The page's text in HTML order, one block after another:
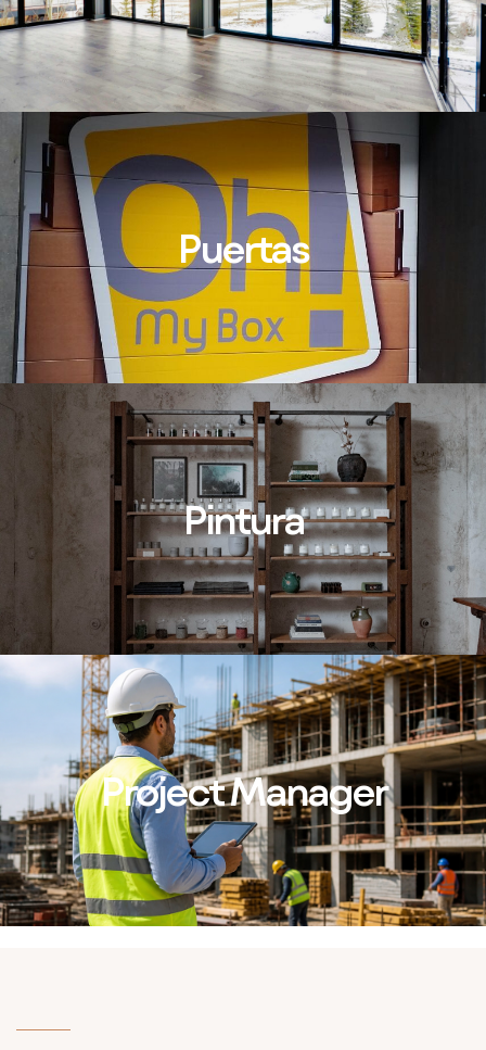
Puertas
Pintura
Project Manager